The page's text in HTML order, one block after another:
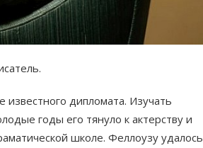
дипломата. Изучать
годы его тянуло к актерству и
школе. Феллоузу удалось